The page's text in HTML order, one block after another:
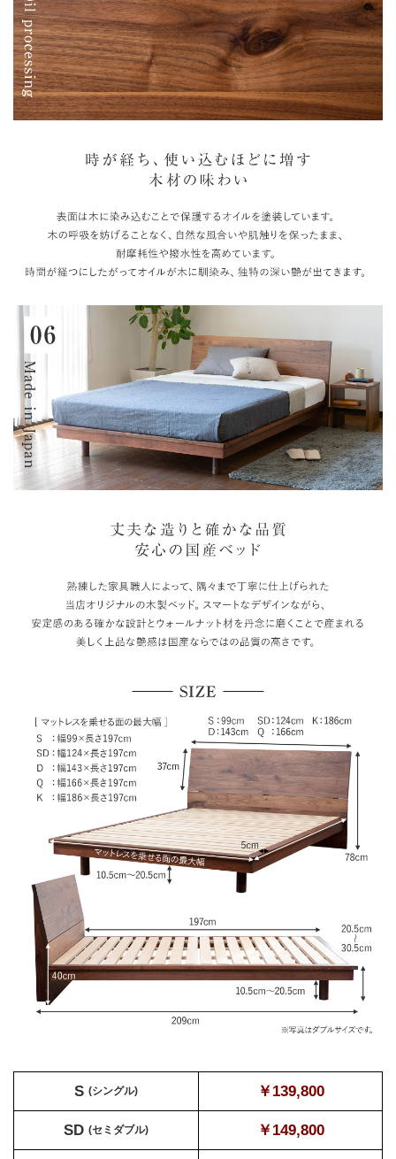
S (シングル) ￥139,800
SD (セミダブル) ￥149,800